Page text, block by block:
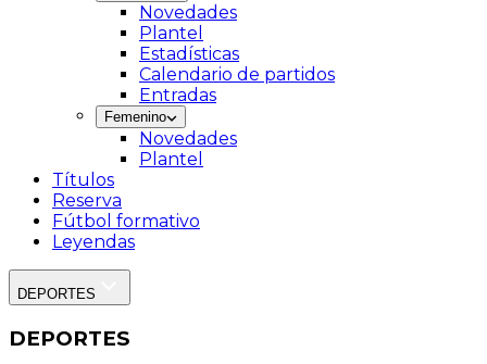
Novedades
Plantel
Estadísticas
Calendario de partidos
Entradas
Femenino
Novedades
Plantel
Títulos
Reserva
Fútbol formativo
Leyendas
DEPORTES
DEPORTES